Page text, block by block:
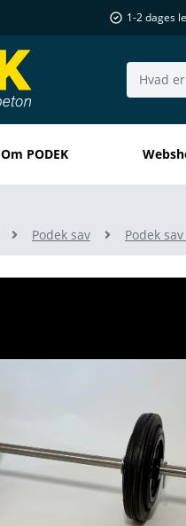
1-2 dages
Søg..
Om PODEK
Podek sav Podek